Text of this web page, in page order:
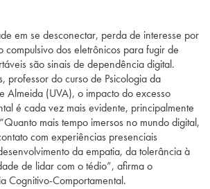
em se desconectar, perda de interesse por
compulsivo dos eletrônicos para fugir de
são sinais de dependência digital.
professor do curso de Psicologia da
Almeida (UVA), o impacto do excesso
é cada vez mais evidente, principalmente
mais tempo imersos no mundo digital,
com experiências presenciais
da empatia, da tolerância à
de lidar com o tédio”, afirma o
Cognitivo-Comportamental.